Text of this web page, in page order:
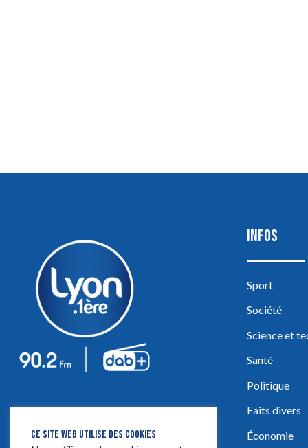
INFOS
Sport
Société
Science et
Santé
Politique
Faits divers
Économie
CE SITE WEB UTILISE DES COOKIES